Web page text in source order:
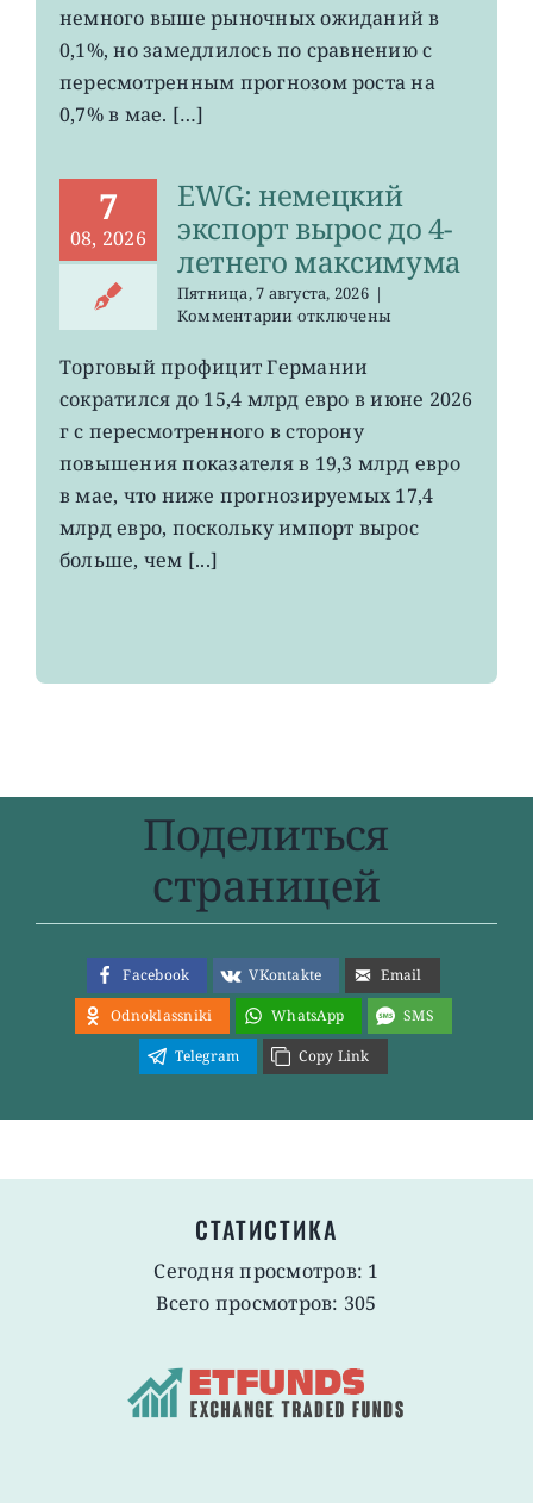
до
0,2%
немного выше рыночных ожиданий в
0,1%, но замедлилось по сравнению с
пересмотренным прогнозом роста на
0,7% в мае. […]
7
08, 2026
EWG: немецкий
экспорт вырос до 4-
летнего максимума
Пятница, 7 августа, 2026 |
Комментариик
EWG:
немецкий
экспорт
вырос
4-
летнего
отключены
Торговый профицит Германии
сократился до 15,4 млрд евро в июне 2026
г с пересмотренного в сторону
повышения показателя в 19,3 млрд евро
в мае, что ниже прогнозируемых 17,4
млрд евро, поскольку импорт вырос
больше, чем [...]
Поделиться
страницей
Facebook VKontakte
Email
Odnoklassniki
WhatsApp
SMS
Telegram
Copy Link
СТАТИСТИКА
Сегодня просмотров: 1
Всего просмотров: 305